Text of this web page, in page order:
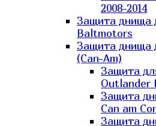
2008-2014
Защита днища
Baltmotors
Защита днища
(Can-Am)
Защита
Outlander
Защита
Can am
Защита